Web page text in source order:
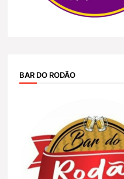
BAR DO RODÃO